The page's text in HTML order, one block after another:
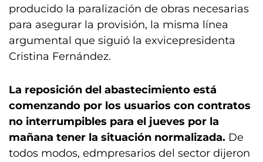
producido la paralización de obras necesarias
para asegurar la provisión, la misma línea
argumental que siguió la exvicepresidenta
Cristina Fernández.
La reposición del abastecimiento está
comenzando por los usuarios con contratos
no interrumpibles para el jueves por la
mañana tener la situación normalizada. De
todos modos, edmpresarios del sector dijeron